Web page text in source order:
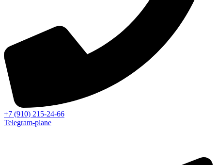
+7 (910) 215-24-66
Telegram-plane